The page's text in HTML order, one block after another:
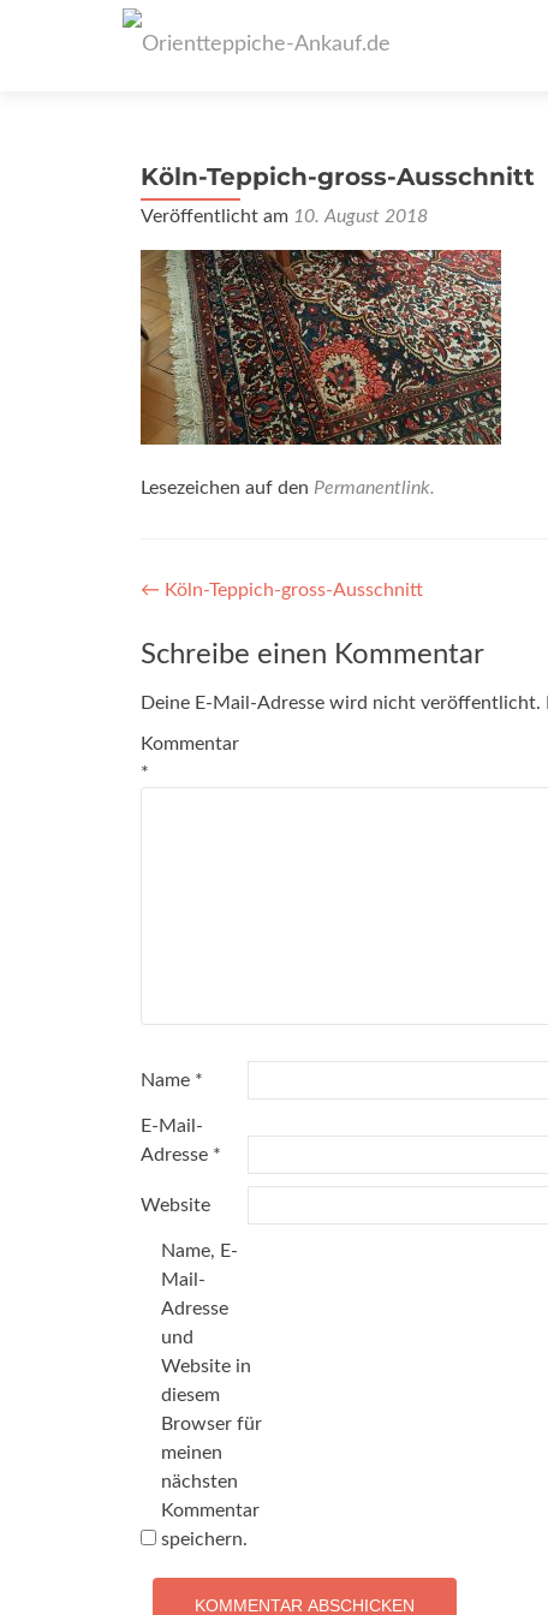
Köln-Teppich-gross-Ausschnitt
Veröffentlicht am 10. August 2018
Lesezeichen auf den Permanentlink.
Artikel-
Navigation
← Köln-Teppich-gross-Ausschnitt
Schreibe einen Kommentar
Deine E-Mail-Adresse wird nicht veröffentlicht.
Kommentar
*
Name *
E-Mail-
Adresse *
Website
Name, E-
Mail-
Adresse
und
Website in
diesem
Browser für
meinen
nächsten
Kommentar
speichern.